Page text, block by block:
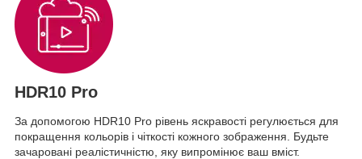
HDR10 Pro
За допомогою HDR10 Pro рівень яскравості регулюється для
покращення кольорів і чіткості кожного зображення. Будьте
зачаровані реалістичністю, яку випромінює ваш вміст.